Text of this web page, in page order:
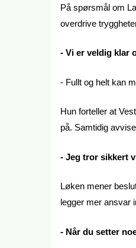
På spørsmål om
overdrive
- Vi er veldig klar
- Fullt og helt kan
Hun forteller at
på. Samtidig
- Jeg tror sikkert
Løken mener
legger mer ansvar
- Når du setter